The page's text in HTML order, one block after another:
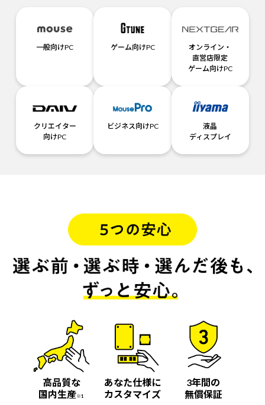
一般向けPC ゲーム向けPC
オンライン・
直営店限定
ゲーム向けPC
クリエイター
向けPC
ビジネス向けPC
液晶
ディスプレイ
高品質な
国内生産※1
あなた仕様に
カスタマイズ
3年間の
無償保証